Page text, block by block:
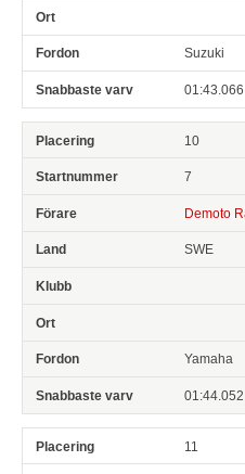
Suzuki
01:43.066
10
7
Demoto
SWE
Yamaha
01:44.052
11